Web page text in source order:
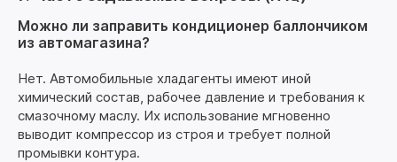
Можно ли заправить кондиционер баллончиком
из автомагазина?
Нет. Автомобильные хладагенты имеют иной
химический состав, рабочее давление и требования к
смазочному маслу. Их использование мгновенно
выводит компрессор из строя и требует полной
промывки контура.